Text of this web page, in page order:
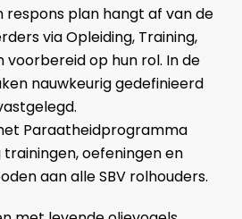
respons plan hangt af van de
via Opleiding, Training,
voorbereid op hun rol. In de
nauwkeurig gedefinieerd
Paraatheidprogramma
oefeningen en
aan alle SBV rolhouders.